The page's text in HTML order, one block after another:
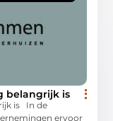
belangrijk is
is In de
ervoor